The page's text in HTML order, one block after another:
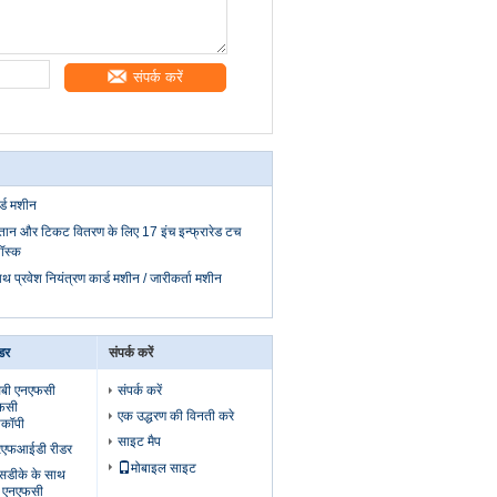
संपर्क करें
मशीन
और टिकट वितरण के लिए 17 इंच इन्फ्रारेड टच
प्रवेश नियंत्रण कार्ड मशीन / जारीकर्ता मशीन
एनएफसी
रीडर
के साथ
एनएफसी
संपर्क करें
संपर्क करें
एक उद्धरण की विनती करे
साइट मैप
मोबाइल साइट